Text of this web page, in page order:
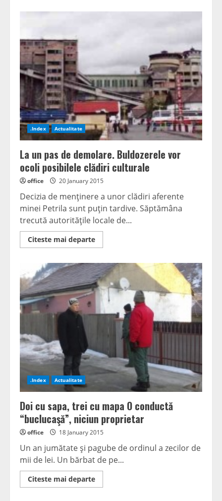
.Index Actualitate
La un pas de demolare. Buldozerele vor
ocoli posibilele clădiri culturale
office 20 January 2015
Decizia de menţinere a unor clădiri aferente
minei Petrila sunt puţin tardive. Săptămâna
trecută autorităţile locale de...
Citeste mai departeRead
more
un
pas
de
demolare.
Buldozerele
vor
ocoli
posibilele
clădiri
culturale
.Index Actualitate
Doi cu sapa, trei cu mapa O conductă
“buclucaşă”, niciun proprietar
office 18 January 2015
Un an jumătate şi pagube de ordinul a zecilor de
mii de lei. Un bărbat de pe...
Citeste mai departeRead
more